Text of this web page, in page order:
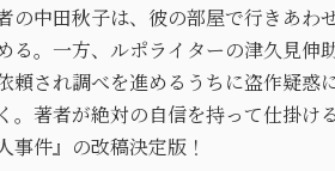
の中田秋子は、彼の部屋で行きあわ
る。一方、ルポライターの津久見伸
頼され調べを進めるうちに盗作疑惑
。著者が絶対の自信を持って仕掛け
事件』の改稿決定版！